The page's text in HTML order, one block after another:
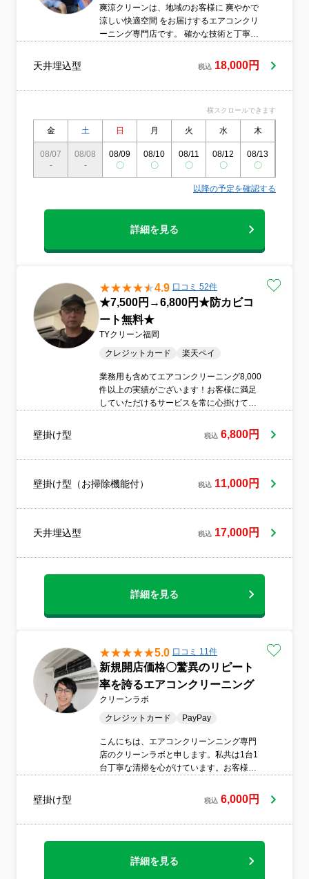
爽涼クリーンは、地域のお客様に 爽やかで
涼しい快適空間 をお届けするエアコンクリ
ーニング専門店です。 確かな技術と丁寧な
底洗浄。小さなお子様やご高齢の方、ペッ
トのいるご家庭にも安心してご利用いただ
快適にするお手伝いをしてまいります。
天井埋込型 税込 18,000円
横スクロールできます
金 土 日 月 火 水 木
08/07
-
08/08
-
08/09
〇
08/10
〇
08/11
〇
08/12
〇
08/13
〇
以降の予定を確認する
詳細を見る
4.9 口コミ 52件
★7,500円→6,800円★防カビコ
ート無料★
TYクリーン福岡
クレジットカード
楽天ペイ
業務用も含めてエアコンクリーニング8,000
件以上の実績がございます！お客様に満足
していただけるサービスを常に心掛けてお
ください！●マスク着用●駐車場代弊社負担
●汚れによる追加料金なし●クレジットカー
壁掛け型 税込 6,800円
壁掛け型（お掃除機能付） 税込 11,000円
天井埋込型 税込 17,000円
詳細を見る
5.0 口コミ 11件
新規開店価格〇驚異のリピート
率を誇るエアコンクリーニング
クリーンラボ
クレジットカード
PayPay
こんにちは、エアコンクリーンニング専門
店のクリーンラボと申します。私共は1台1
台丁寧な清掃を心がけています。お客様が
えられるように日々情報をアップデートし
ています。徹底した技術研修を受けたプロ
は、環境に優しい成分で作られています。
壁掛け型 税込 6,000円
詳細を見る